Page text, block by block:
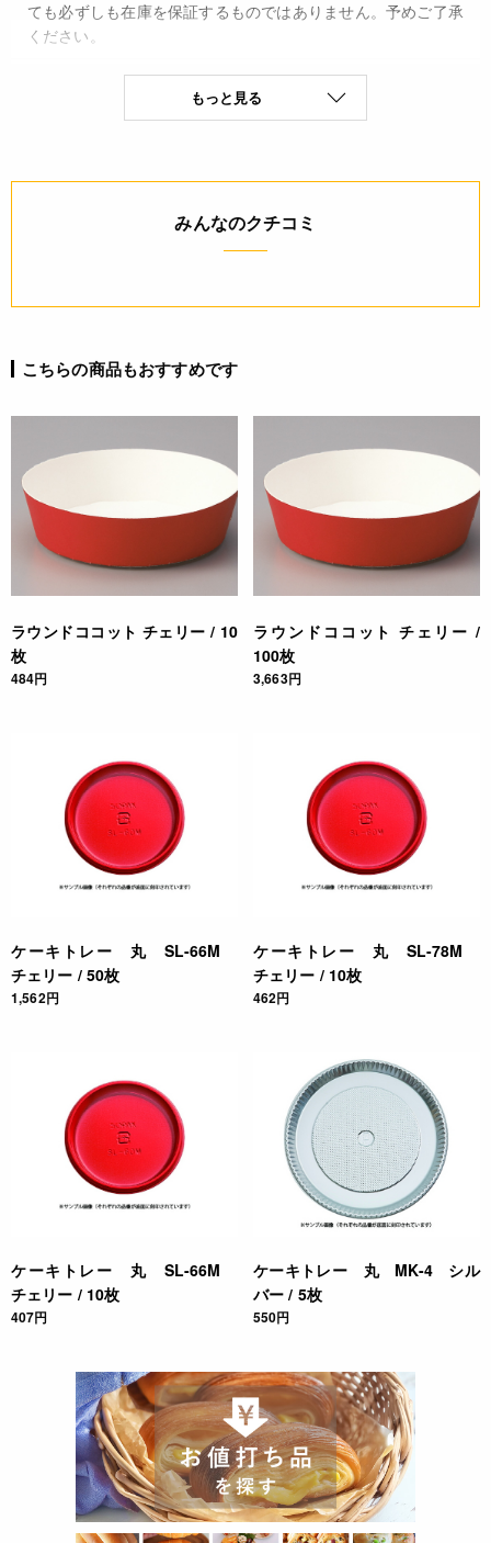
ても必ずしも在庫を保証するものではありません。予めご了承
ください。
もっと見る
みんなのクチコミ
こちらの商品もおすすめです
ラウンドココット チェリー / 10
枚
484円
ラウンドココット チェリー /
100枚
3,663円
ケーキトレー 丸 SL-66M
チェリー / 50枚
1,562円
ケーキトレー 丸 SL-78M
チェリー / 10枚
462円
ケーキトレー 丸 SL-66M
チェリー / 10枚
407円
ケーキトレー 丸 MK-4 シル
バー / 5枚
550円